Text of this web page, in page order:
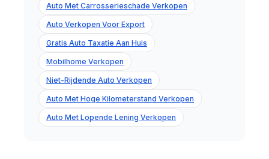
Auto Met Carrosserieschade Verkopen
Auto Verkopen Voor Export
Gratis Auto Taxatie Aan Huis
Mobilhome Verkopen
Niet-Rijdende Auto Verkopen
Auto Met Hoge Kilometerstand Verkopen
Auto Met Lopende Lening Verkopen